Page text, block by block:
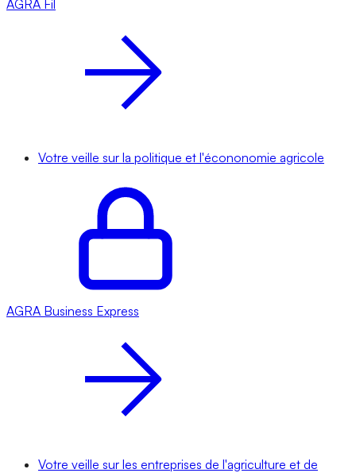
AGRA Fil
Votre veille sur la politique et l'écononomie agricole
AGRA Business Express
Votre veille sur les entreprises de l'agriculture et de